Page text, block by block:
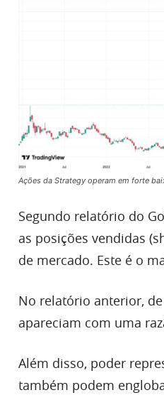
Ações da Strategy operam em forte
Segundo relatório do
as posições vendidas
de mercado. Este é o
No relatório anterior,
apareciam com uma
Além disso, poder
também podem